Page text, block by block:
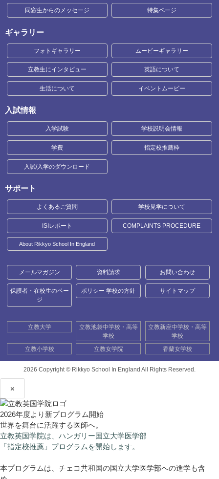
同窓生からのメッセージ 特集ページ
ギャラリー
フォトギャラリー ムービーギャラリー
立教生にインタビュー 英語について
生活について イベントムービー
入試情報
入学試験 学校説明会情報
学費 指定校推薦枠
入試/入学のダウンロード
サポート
よくあるご質問 学校見学について
ISIレポート COMPLAINTS PROCEDURE
About Rikkyo School In England
メールマガジン 資料請求 お問い合わせ
保護者・在校生のペー
ジ
ポリシー 学校の方針 サイトマップ
立教大学
立教池袋中学校・高等
学校
立教新座中学校・高等
学校
立教小学校
立教女学院 香蘭女学校
2026 Copyright © Rikkyo School In England All Rights Reserved.
×
2026年度より新プログラム開始
世界を舞台に活躍する医師へ。
立教英国学院は、ハンガリー国立大学医学部
「指定校推薦」プログラムを開始します。
本プログラムは、チェコ共和国の国立大学医学部への進学も含